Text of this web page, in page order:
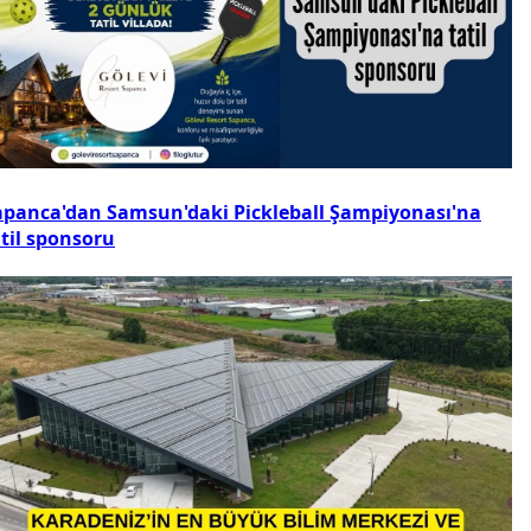
Samsun'daki Pickleball Şampiyonası'na
sponsoru